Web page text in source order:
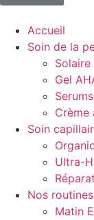
Accueil
Soin de la
Solaire
Gel
Serums
Crème
Soin
Ultra-
Nos routines
Matin